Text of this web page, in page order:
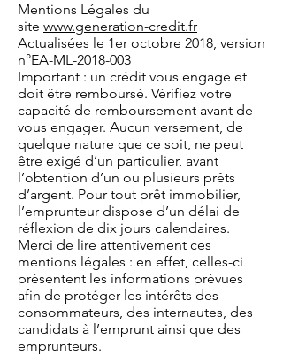
Mentions Légales du
site www.generation-credit.fr
Actualisées le 1er octobre 2018, version
n°EA-ML-2018-003
Important : un crédit vous engage et
doit être remboursé. Vérifiez votre
capacité de remboursement avant de
vous engager. Aucun versement, de
quelque nature que ce soit, ne peut
être exigé d’un particulier, avant
l’obtention d’un ou plusieurs prêts
d’argent. Pour tout prêt immobilier,
l’emprunteur dispose d’un délai de
réflexion de dix jours calendaires.
Merci de lire attentivement ces
mentions légales : en effet, celles-ci
présentent les informations prévues
afin de protéger les intérêts des
consommateurs, des internautes, des
candidats à l’emprunt ainsi que des
emprunteurs.